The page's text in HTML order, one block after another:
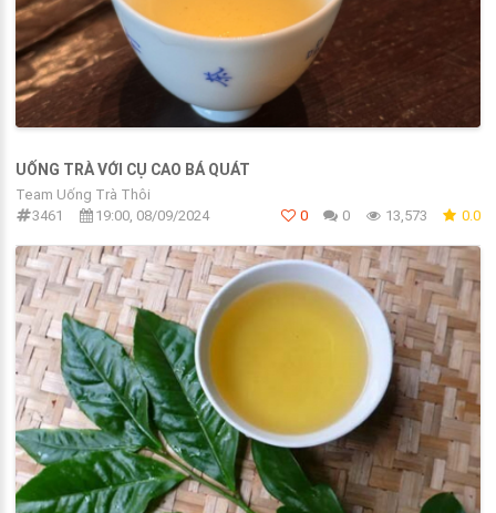
UỐNG TRÀ VỚI CỤ CAO BÁ QUÁT
Team Uống Trà Thôi
3461
19:00, 08/09/2024 0 0 13,573 0.0